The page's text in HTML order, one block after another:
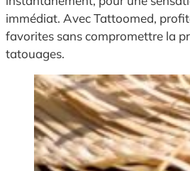
immédiat. Avec Tattoomed,
favorites sans compromettre la
tatouages.